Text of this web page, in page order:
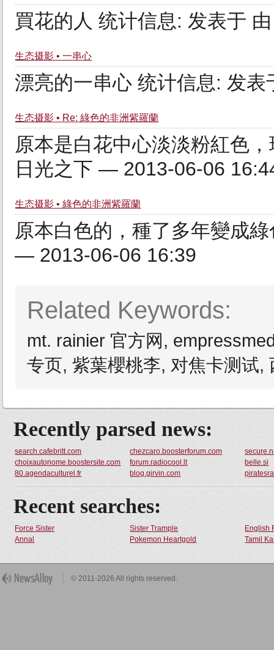
買花的人 统计信息: 发表于
生态摄影 • 一串心
漂亮的一串心 统计信息: 发
生态摄影 • Re: 綠色的非洲紫羅蘭
原本是白花中心淡淡粉紅色
日光之下 — 2013-06-06
生态摄影 • 綠色的非洲紫羅蘭
原本白色的，種了多年變成
— 2013-06-06 16:39
Related Keywords:
mt. rainier 官方网,
专页, 紫葉櫻桃李, 对焦卡测试,
Recently parsed news:
search.cafebritt.com chezcaro.boosterforum.com
choixautonome.boostersite.com
forum.radiocool.lt
belle.si
80.agendaculturel.fr
blog.girvin.com
Recent searches:
Force Sister Sister Trample
English
Annal
Pokemon Heartgold Tamil
© 2011-2026 All rights reserved.